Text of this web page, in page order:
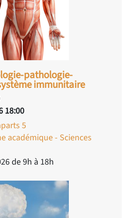
pathologie-
immunitaire
18:00
5
académique - Sciences
de 9h à 18h